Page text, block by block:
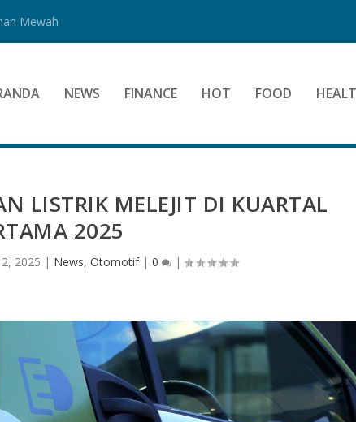
Mewah
NEWS FINANCE HOT FOOD
LISTRIK MELEJIT DI KUARTAL
2025
2025 | News,Otomotif|0 |